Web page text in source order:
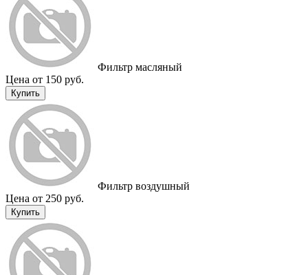
Фильтр масляный
Цена от 150 руб.
Купить
Фильтр воздушный
Цена от 250 руб.
Купить